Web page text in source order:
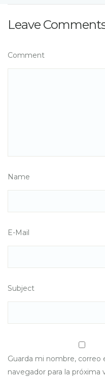
Leave
Comment
Name
E-Mail
Subject
Guarda mi nombre,
navegador para la